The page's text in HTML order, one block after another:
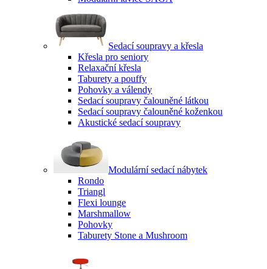
Sedací soupravy a křesla
Křesla pro seniory
Relaxační křesla
Taburety a pouffy
Pohovky a válendy
Sedací soupravy čalouněné látkou
Sedací soupravy čalouněné koženkou
Akustické sedací soupravy
Modulární sedací nábytek
Rondo
Triangl
Flexi lounge
Marshmallow
Pohovky
Taburety Stone a Mushroom